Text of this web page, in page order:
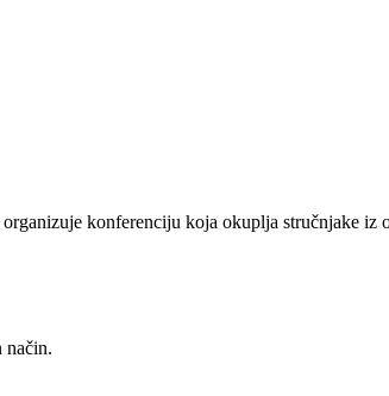
konferenciju koja okuplja stručnjake iz
način.